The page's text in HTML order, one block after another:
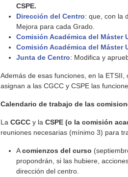
CSPE.
Dirección del Centro: que, con la
Mejora para cada Grado.
Comisión Académica del Máster
Comisión Académica del Máster
Junta de Centro: Modifica y
Además de esas funciones, en la
asignan a las CGCC y CSPE las
Calendario de trabajo de las
La CGCC y la CSPE (o la comisión
reuniones necesarias (mínimo 3) para
Acomienzos del curso
propondrán, si las hubiere,
dirección del centro.